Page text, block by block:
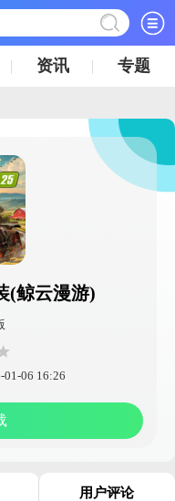
资讯 专题
(鲸云漫游)
01-06 16:26
用户评论